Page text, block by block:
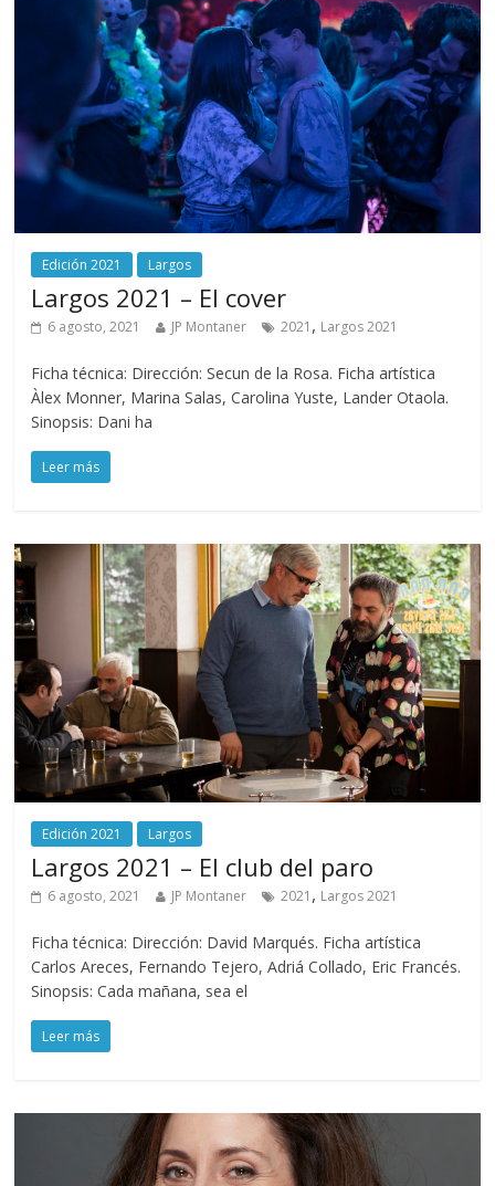
Edición 2021 Largos
Largos 2021 – El cover
6 agosto, 2021 JP Montaner 2021 , Largos 2021
Ficha técnica: Dirección: Secun de la Rosa. Ficha artística
Àlex Monner, Marina Salas, Carolina Yuste, Lander Otaola.
Sinopsis: Dani ha
Leer más
Edición 2021 Largos
Largos 2021 – El club del paro
6 agosto, 2021 JP Montaner 2021 , Largos 2021
Ficha técnica: Dirección: David Marqués. Ficha artística
Carlos Areces, Fernando Tejero, Adriá Collado, Eric Francés.
Sinopsis: Cada mañana, sea el
Leer más